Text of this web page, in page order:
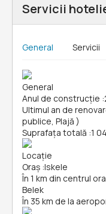
Servicii
General Servicii
General
Anul de construcție :
Ultimul an de
publice, Plajă )
Suprafața totală :1
Locație
Oraș :Iskele
În 1 km din centrul
Belek
În 35 km de la